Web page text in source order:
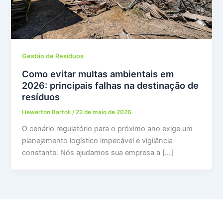
Gestão de Resíduos
Como evitar multas ambientais em
2026: principais falhas na destinação de
resíduos
Hewerton Bartoli/22 de maio de 2026
O cenário regulatório para o próximo ano exige um
planejamento logístico impecável e vigilância
constante. Nós ajudamos sua empresa a […]